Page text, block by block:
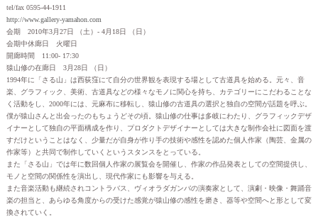
tel/fax 0595-44-1911
http://www.gallery-yamahon.com
会期 2010年3月27日 （土）- 4月18日 （日）
会期中休廊日 火曜日
開廊時間 11:00- 17:30
猿山修の在廊日 3月28日 （日）
1994年に「さる山」は西荻窪にて自分の世界観を表現する場として古道具を始める。元々、音
楽、グラフィック、美術、古道具などの様々なモノに関心を持ち、カテゴリーにこだわることな
く活動をし、2000年には、元麻布に移転し、猿山修の古道具の選択と独自の空間が話題を呼ぶ。
僕が猿山さんと出会ったのもちょうどその頃。猿山修の仕事は多岐にわたり、グラフィックデザ
イナーとして独自の平面構成を作り、プロダクトデザイナーとしては大きな制作会社に図面を渡
すだけということはなく、少量だが自身が作り手の技術や感性を認めた個人作家（陶芸、金属の
作家等）と共同で制作していくというスタンスをとっている。
また「さる山」では年に数回個人作家の展覧会を開催し、作家の作品発表としての空間提供し、
モノと空間の関係性を演出し、現代作家にも影響を与える。
また音楽活動も継続されコントラバス、ヴィオラダガンバの演奏家として、演劇・映像・舞踊音
楽の担当と、あらゆる角度からの受けた感覚が猿山修の感性を磨き、器等や空間へと形として変
換されていく。